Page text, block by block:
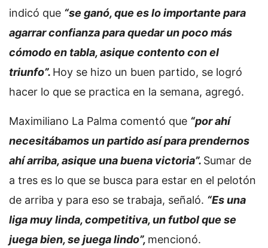
indicó que “se ganó, que es lo importante para
agarrar confianza para quedar un poco más
cómodo en tabla, asique contento con el
triunfo”. Hoy se hizo un buen partido, se logró
hacer lo que se practica en la semana, agregó.
Maximiliano La Palma comentó que “por ahí
necesitábamos un partido así para prendernos
ahí arriba, asique una buena victoria”. Sumar de
a tres es lo que se busca para estar en el pelotón
de arriba y para eso se trabaja, señaló. “Es una
liga muy linda, competitiva, un futbol que se
juega bien, se juega lindo”, mencionó.